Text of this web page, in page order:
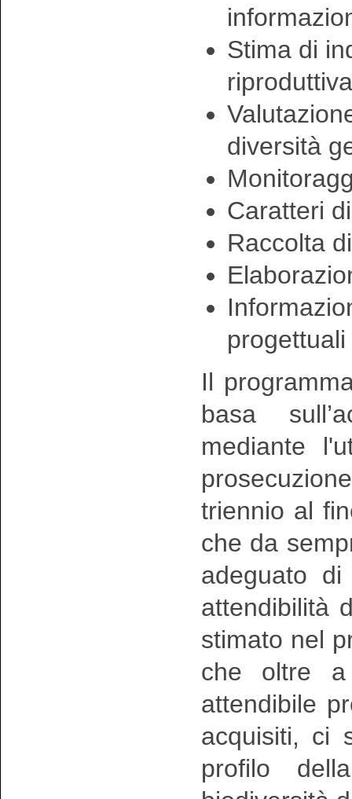
Stima di
riproduttiva
diversità
Caratteri
Raccolta
progettuali
Il
basa
mediante
triennio al
che da
adeguato
attendibilità
stimato nel
che oltre a
attendibile
acquisiti, ci
profilo